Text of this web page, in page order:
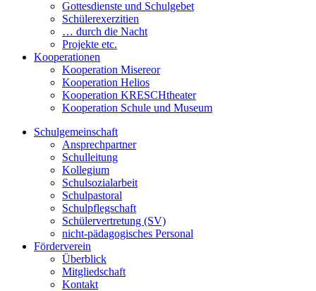
Gottesdienste und Schulgebet
Schülerexerzitien
… durch die Nacht
Projekte etc.
Kooperationen
Kooperation Misereor
Kooperation Helios
Kooperation KRESCHtheater
Kooperation Schule und Museum
Schulgemeinschaft
Ansprechpartner
Schulleitung
Kollegium
Schulsozialarbeit
Schulpastoral
Schulpflegschaft
Schülervertretung (SV)
nicht-pädagogisches Personal
Förderverein
Überblick
Mitgliedschaft
Kontakt